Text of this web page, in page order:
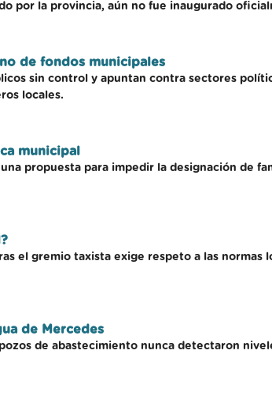
por la provincia, aún no fue inaugurado
de fondos municipales
sin control y apuntan contra sectores
locales.
municipal
propuesta para impedir la designación de
el gremio taxista exige respeto a las normas
de Mercedes
de abastecimiento nunca detectaron